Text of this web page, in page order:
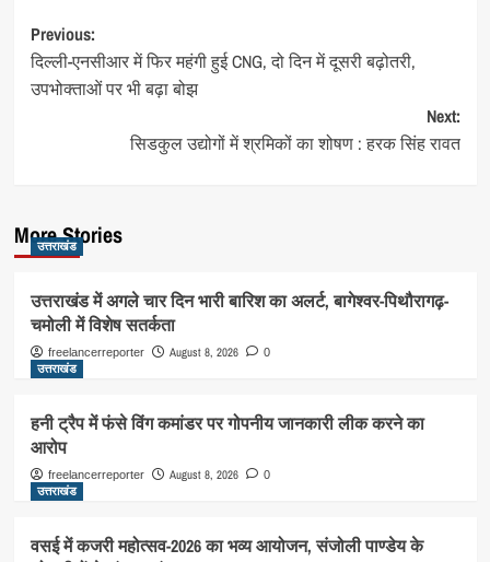
Post
navigation
Previous:
दिल्ली-एनसीआर में फिर महंगी हुई CNG, दो दिन में दूसरी बढ़ोतरी,
उपभोक्ताओं पर भी बढ़ा बोझ
Next:
सिडकुल उद्योगों में श्रमिकों का शोषण : हरक सिंह रावत
More Stories
उत्तराखंड
उत्तराखंड में अगले चार दिन भारी बारिश का अलर्ट, बागेश्वर-पिथौरागढ़-
चमोली में विशेष सतर्कता
freelancerreporter August 8, 2026 0
उत्तराखंड
हनी ट्रैप में फंसे विंग कमांडर पर गोपनीय जानकारी लीक करने का
आरोप
freelancerreporter August 8, 2026 0
उत्तराखंड
वसई में कजरी महोत्सव-2026 का भव्य आयोजन, संजोली पाण्डेय के